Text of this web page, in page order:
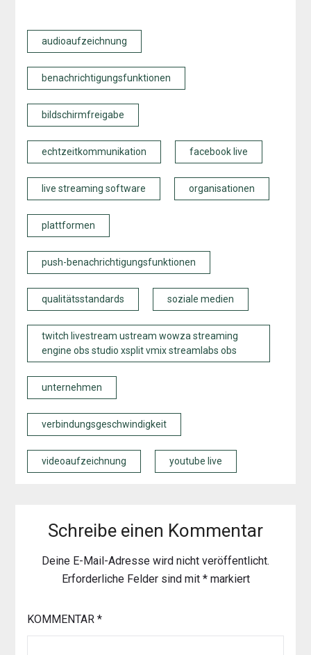
audioaufzeichnung
benachrichtigungsfunktionen
bildschirmfreigabe
echtzeitkommunikation facebook live
live streaming software organisationen
plattformen
push-benachrichtigungsfunktionen
qualitätsstandards soziale medien
twitch livestream ustream wowza streaming
engine obs studio xsplit vmix streamlabs obs
unternehmen
verbindungsgeschwindigkeit
videoaufzeichnung youtube live
Schreibe einen Kommentar
Deine E-Mail-Adresse wird nicht veröffentlicht.
Erforderliche Felder sind mit *markiert
KOMMENTAR *